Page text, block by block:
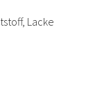
Lacke